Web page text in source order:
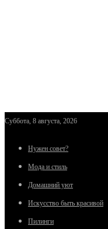
Суббота, 8 августа, 2026
Нужен совет?
Мода и стиль
Домашний уют
Искусство быть красивой
Пилинги